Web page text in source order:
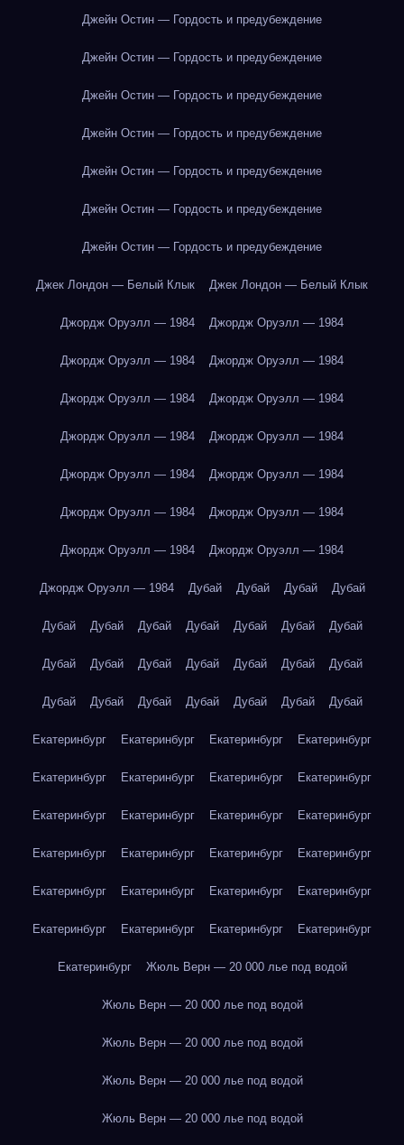
Джейн Остин — Гордость и предубеждение
Джейн Остин — Гордость и предубеждение
Джейн Остин — Гордость и предубеждение
Джейн Остин — Гордость и предубеждение
Джейн Остин — Гордость и предубеждение
Джейн Остин — Гордость и предубеждение
Джейн Остин — Гордость и предубеждение
Джек Лондон — Белый Клык Джек Лондон — Белый Клык
Джордж Оруэлл — 1984 Джордж Оруэлл — 1984
Джордж Оруэлл — 1984 Джордж Оруэлл — 1984
Джордж Оруэлл — 1984 Джордж Оруэлл — 1984
Джордж Оруэлл — 1984 Джордж Оруэлл — 1984
Джордж Оруэлл — 1984 Джордж Оруэлл — 1984
Джордж Оруэлл — 1984 Джордж Оруэлл — 1984
Джордж Оруэлл — 1984 Джордж Оруэлл — 1984
Джордж Оруэлл — 1984 Дубай Дубай Дубай Дубай
Дубай Дубай Дубай Дубай Дубай Дубай Дубай
Дубай Дубай Дубай Дубай Дубай Дубай Дубай
Дубай Дубай Дубай Дубай Дубай Дубай Дубай
Екатеринбург Екатеринбург Екатеринбург Екатеринбург
Екатеринбург Екатеринбург Екатеринбург Екатеринбург
Екатеринбург Екатеринбург Екатеринбург Екатеринбург
Екатеринбург Екатеринбург Екатеринбург Екатеринбург
Екатеринбург Екатеринбург Екатеринбург Екатеринбург
Екатеринбург Екатеринбург Екатеринбург Екатеринбург
Екатеринбург Жюль Верн — 20 000 лье под водой
Жюль Верн — 20 000 лье под водой
Жюль Верн — 20 000 лье под водой
Жюль Верн — 20 000 лье под водой
Жюль Верн — 20 000 лье под водой